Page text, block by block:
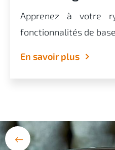
Apprenez à votre
fonctionnalités de base
En savoir plus